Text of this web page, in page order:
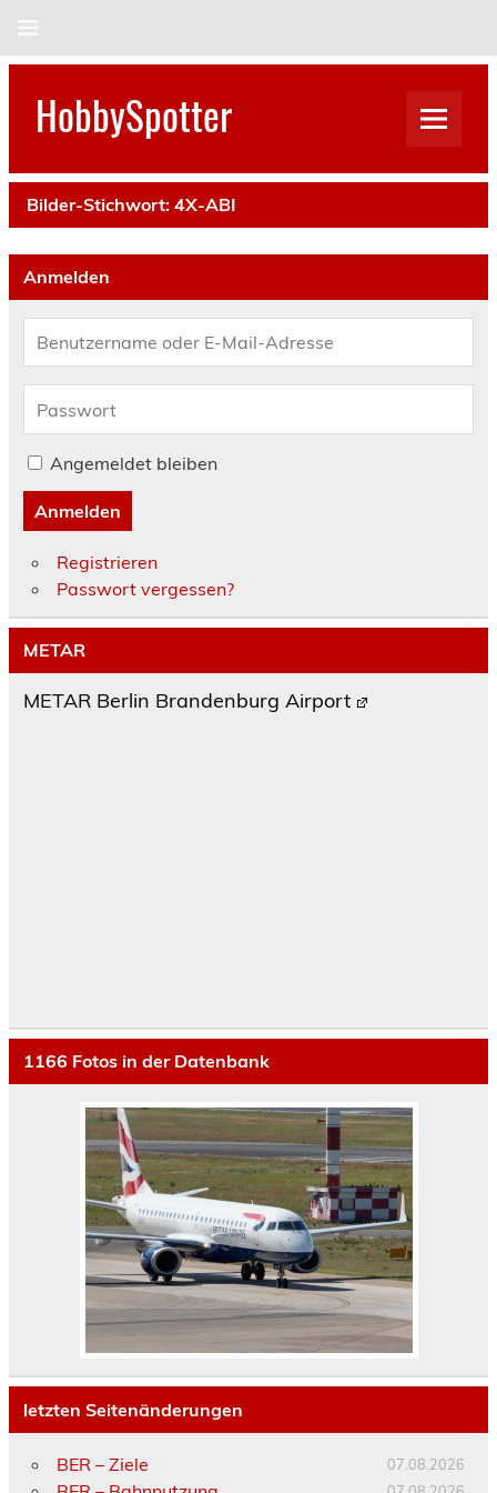
HobbySpotter
Bilder-Stichwort: 4X-ABI
Anmelden
Angemeldet bleiben
Anmelden
Registrieren
Passwort vergessen?
METAR
METAR Berlin Brandenburg Airport
1166 Fotos in der Datenbank
letzten Seitenänderungen
BER – Ziele 07.08.2026